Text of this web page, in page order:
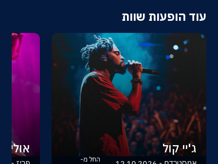
עוד הופעות שוות
ג'יי קול
החל מ-